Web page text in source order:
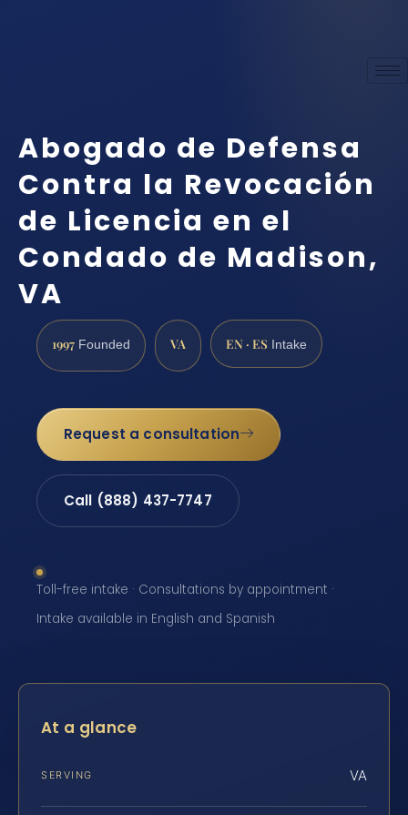
Abogado de Defensa
Contra la Revocación
de Licencia en el
Condado de Madison,
VA
1997 Founded VA EN · ES Intake
Request a consultation
Call (888) 437-7747
Toll-free intake · Consultations by appointment ·
Intake available in English and Spanish
At a glance
SERVING VA